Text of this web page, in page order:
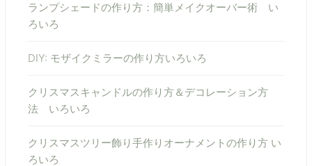
ランプシェードの作り方：簡単メイクオーバー術 い
ろいろ
DIY: モザイクミラーの作り方いろいろ
クリスマスキャンドルの作り方＆デコレーション方
法 いろいろ
クリスマスツリー飾り手作りオーナメントの作り方 い
ろいろ